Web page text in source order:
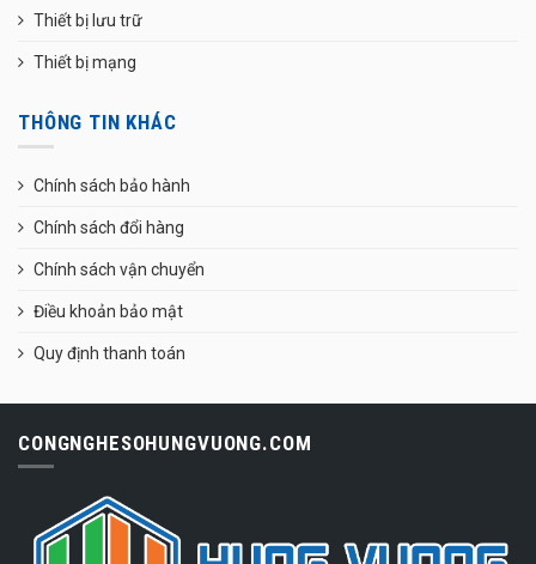
Thiết bị lưu trữ
Thiết bị mạng
THÔNG TIN KHÁC
Chính sách bảo hành
Chính sách đổi hàng
Chính sách vận chuyển
Điều khoản bảo mật
Quy định thanh toán
CONGNGHESOHUNGVUONG.COM